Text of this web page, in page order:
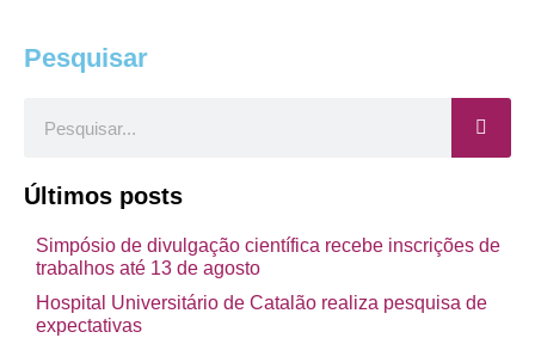
Pesquisar
Últimos posts
Simpósio de divulgação científica recebe inscrições de
trabalhos até 13 de agosto
Hospital Universitário de Catalão realiza pesquisa de
expectativas